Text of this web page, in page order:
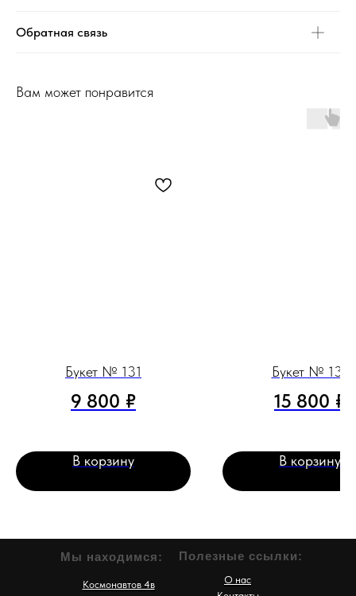
Обратная связь
Вам может понравится
Букет № 131
9 800 ₽
В корзину
Букет № 137
15 800 ₽
В корзину
Полезные ссылки:
О нас
Мы находимся:
Космонавтов 4в